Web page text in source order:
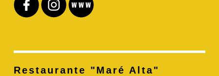
Restaurante "Maré Alta"